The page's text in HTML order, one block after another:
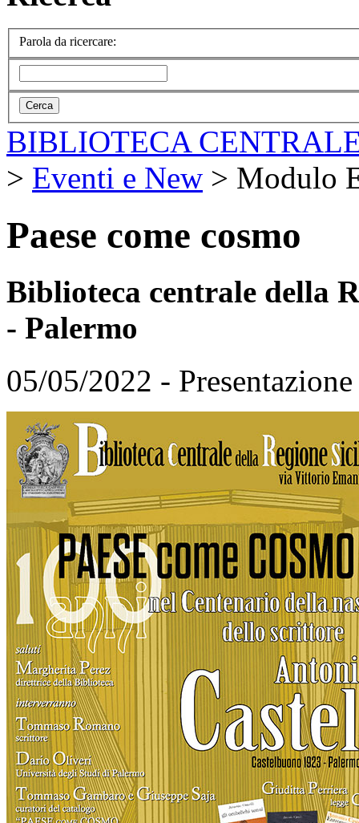
Parola da ricercare:
BIBLIOTECA
> Eventi e New > Modulo
Paese come cosmo
Biblioteca centrale della
- Palermo
05/05/2022 -